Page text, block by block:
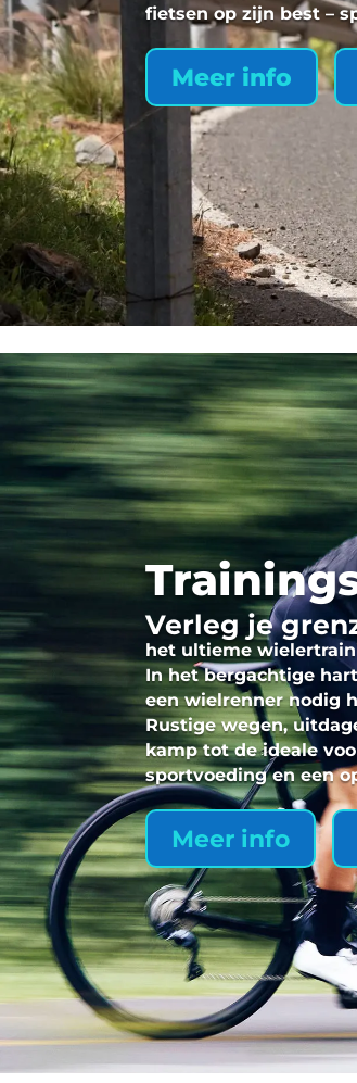
fietsen op zijn best –
Meer info
Verleg je
het ultieme
In het bergachtige
een wielrenner nodig
Rustige wegen,
kamp tot de ideale
sportvoeding en een
Meer info